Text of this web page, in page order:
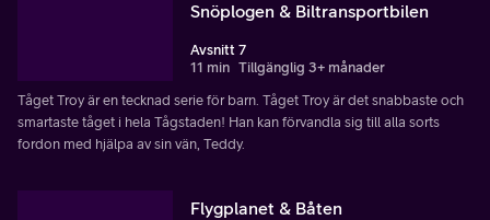
Snöplogen & Biltransportbilen
Avsnitt 7
11 min Tillgänglig 3+ månader
Tåget Troy är en tecknad serie för barn. Tåget Troy är det snabbaste och
smartaste tåget i hela Tågstaden! Han kan förvandla sig till alla sorts
fordon med hjälpa av sin vän, Teddy.
Flygplanet & Båten